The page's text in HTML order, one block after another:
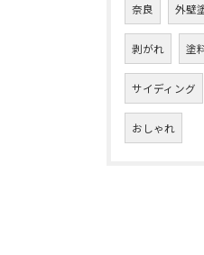
奈良 外壁
剥がれ 塗
サイディング
おしゃれ